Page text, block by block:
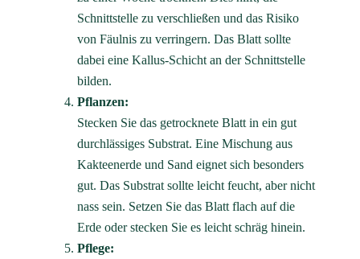
Schnittstelle zu verschließen und das Risiko
von Fäulnis zu verringern. Das Blatt sollte
dabei eine Kallus-Schicht an der Schnittstelle
bilden.
Pflanzen:
Stecken Sie das getrocknete Blatt in ein gut
durchlässiges Substrat. Eine Mischung aus
Kakteenerde und Sand eignet sich besonders
gut. Das Substrat sollte leicht feucht, aber nicht
nass sein. Setzen Sie das Blatt flach auf die
Erde oder stecken Sie es leicht schräg hinein.
Pflege: